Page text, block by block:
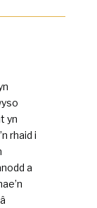
yn
rhaid i
a